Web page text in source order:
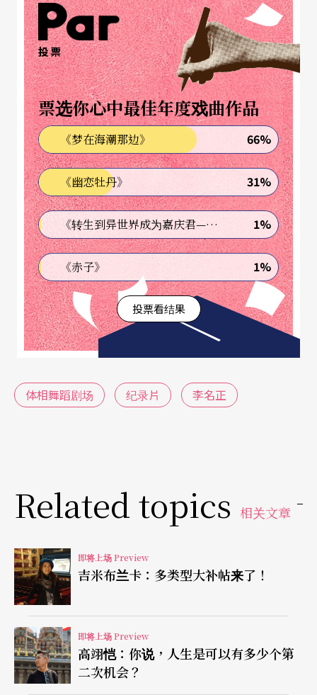
默默颔首。虽说个中冷暖难以知晓，但两人鹣鲽情
深，于对话与互动中可见一斑。
擅于经营舞台视觉的李名正，此次以「门」的意
象，作为《纪录片》的舞台装置。舞台上，一条
路，一扇可移动的门，要告诉观众他们走过十五年
的心路历程。
「『门』也像是机会，你有没有准备好，门后面开
起来就会是什么样的风景，可能是康庄大道，也可
能是一道出不去的墙。」具艺术家特质的李名正说
话时常会陷入自己的思考，语气意味深长。「但无
论面对的风景是什么，他就是那种不会轻易把
『门』关上，选择坐电梯，而是执拗往前的人，即
便不受肯定，但只要一些小小支持，譬如学生时期
最大动力。」吴品仪快人快语马上补充。两人一搭
同邀艺术好友 深度庆生规划未来
为期两周的「纪录片计划」，不只记录体相舞蹈剧
场十五年历程，李名正也邀请艺术路上相遇相知的
好友——英籍旅日音乐家David Kerrison，及新加坡
欧舞蹈剧场艺术总监Danny Tan，在这个特别的时
刻，一同以影像与舞作回顾不同领域、不同国家各
自的创作经验，探问：「在自己的国家创作如何发
生？」除了为期两周的《纪录片》展演与展览外，
投票
票选你心中最佳年度戏曲作品
《梦在海潮那边》 66%
《幽恋牡丹》 31%
《转生到异世界成为嘉庆君—发现我的祖先是诈骗集团!?》 1%
《赤子》 1%
投票看结果
体相舞蹈剧场 纪录片 李名正
Related topics 相关文章
即将上场 Preview
吉米布兰卡：多类型大补帖来了！
即将上场 Preview
高翊恺：你说，人生是可以有多少个第
二次机会？